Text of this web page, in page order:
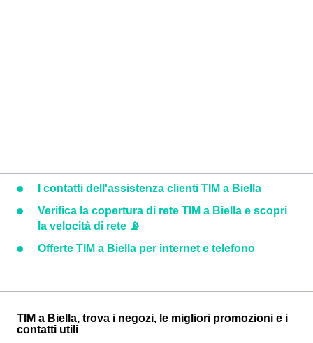
I contatti dell'assistenza clienti TIM a Biella
Verifica la copertura di rete TIM a Biella e scopri
la velocità di rete 📡
Offerte TIM a Biella per internet e telefono
TIM a Biella, trova i negozi, le migliori promozioni e i
contatti utili